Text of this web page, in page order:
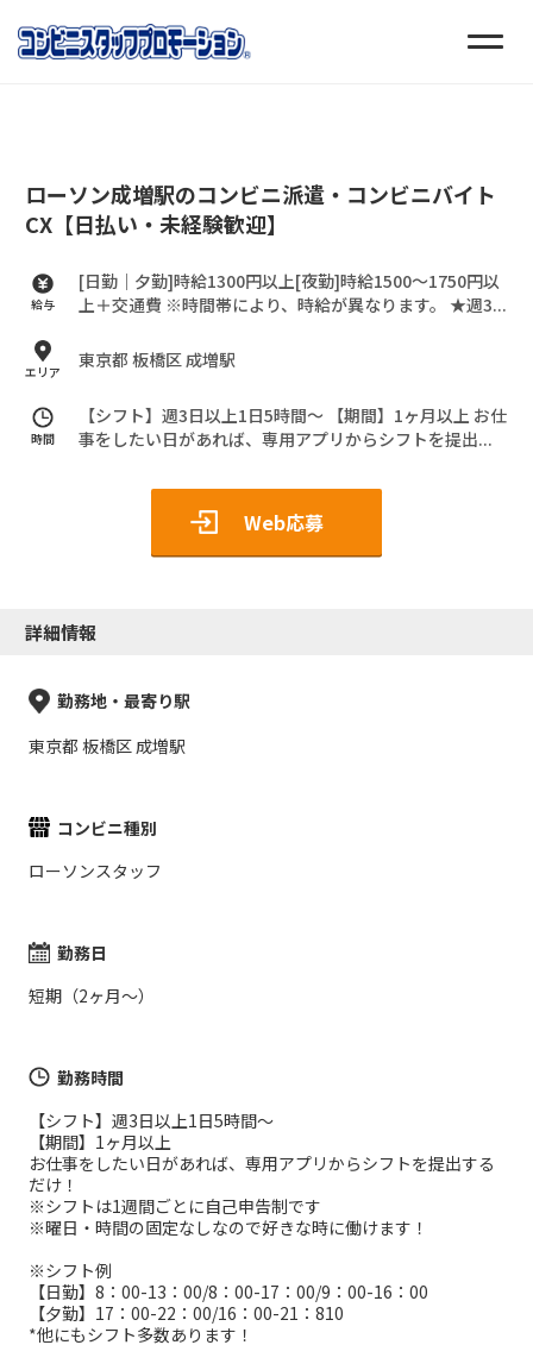
ローソン成増駅のコンビニ派遣・コンビニバイト
CX【日払い・未経験歓迎】
給与
[日勤｜夕勤]時給1300円以上[夜勤]時給1500～1750円以
上＋交通費 ※時間帯により、時給が異なります。 ★週3...
エリア 東京都 板橋区 成増駅
時間
【シフト】週3日以上1日5時間～ 【期間】1ヶ月以上 お仕
事をしたい日があれば、専用アプリからシフトを提出...
Web応募
詳細情報
勤務地・最寄り駅
東京都 板橋区 成増駅
コンビニ種別
ローソンスタッフ
勤務日
短期（2ヶ月～）
勤務時間
【シフト】週3日以上1日5時間～
【期間】1ヶ月以上
お仕事をしたい日があれば、専用アプリからシフトを提出する
だけ！
※シフトは1週間ごとに自己申告制です
※曜日・時間の固定なしなので好きな時に働けます！
※シフト例
【日勤】8：00-13：00/8：00-17：00/9：00-16：00
【夕勤】17：00-22：00/16：00-21：810
*他にもシフト多数あります！